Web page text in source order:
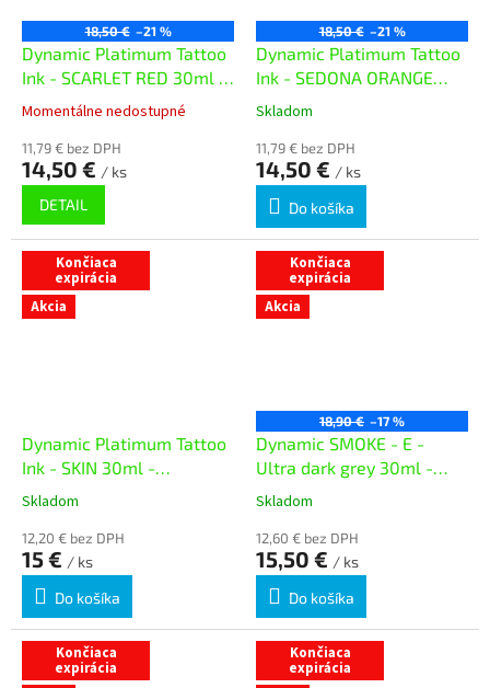
18,50 € –21 %
Dynamic Platimum Tattoo
Ink - SCARLET RED 30ml -
exp. 07/26
Momentálne nedostupné
11,79 € bez DPH
14,50 € / ks
DETAIL
18,50 € –21 %
Dynamic Platimum Tattoo
Ink - SEDONA ORANGE
30ml - exp. 07/26
Skladom
11,79 € bez DPH
14,50 € / ks
Do košíka
Končiaca
expirácia
Akcia
Dynamic Platimum Tattoo
Ink - SKIN 30ml -
exp.08/26
Skladom
12,20 € bez DPH
15 € / ks
Do košíka
Končiaca
expirácia
Akcia
18,90 € –17 %
Dynamic SMOKE - E -
Ultra dark grey 30ml -
exp. 06/26
Skladom
12,60 € bez DPH
15,50 € / ks
Do košíka
Končiaca
expirácia
Končiaca
expirácia